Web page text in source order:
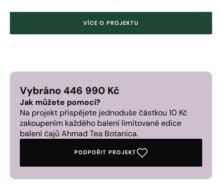
VÍCE O PROJEKTU
Vybráno 446 990 Kč
Jak můžete pomoci?
Na projekt přispějete jednoduše částkou 10 Kč
zakoupením každého balení limitované edice
balení čajů Ahmad Tea Botanica.
PODPOŘIT PROJEKT